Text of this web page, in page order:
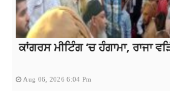
ਕਾਂਗਰਸ ਮੀਟਿੰਗ ‘ਚ ਹੰਗਾਮਾ, ਰਾਜਾ
Aug 06, 2026 6:04 Pm